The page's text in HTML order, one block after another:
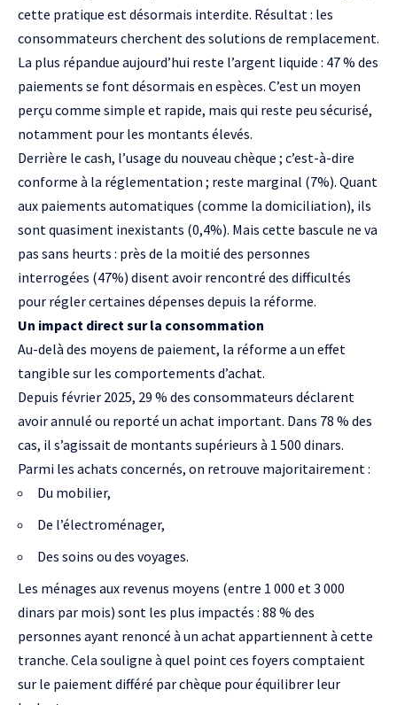
cette pratique est désormais interdite. Résultat : les
consommateurs cherchent des solutions de remplacement.
La plus répandue aujourd’hui reste l’argent liquide : 47 % des
paiements se font désormais en espèces. C’est un moyen
perçu comme simple et rapide, mais qui reste peu sécurisé,
notamment pour les montants élevés.
Derrière le cash, l’usage du nouveau chèque ; c’est-à-dire
conforme à la réglementation ; reste marginal (7%). Quant
aux paiements automatiques (comme la domiciliation), ils
sont quasiment inexistants (0,4%). Mais cette bascule ne va
pas sans heurts : près de la moitié des personnes
interrogées (47%) disent avoir rencontré des difficultés
pour régler certaines dépenses depuis la réforme.
Un impact direct sur la consommation
Au-delà des moyens de paiement, la réforme a un effet
tangible sur les comportements d’achat.
Depuis février 2025, 29 % des consommateurs déclarent
avoir annulé ou reporté un achat important. Dans 78 % des
cas, il s’agissait de montants supérieurs à 1 500 dinars.
Parmi les achats concernés, on retrouve majoritairement :
Du mobilier,
De l’électroménager,
Des soins ou des voyages.
Les ménages aux revenus moyens (entre 1 000 et 3 000
dinars par mois) sont les plus impactés : 88 % des
personnes ayant renoncé à un achat appartiennent à cette
tranche. Cela souligne à quel point ces foyers comptaient
sur le paiement différé par chèque pour équilibrer leur